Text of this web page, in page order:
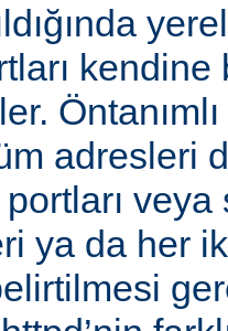
adresleri
ya da her